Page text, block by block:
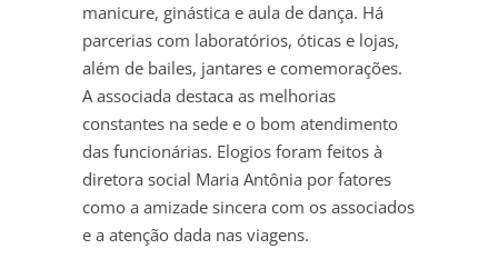
manicure, ginástica e aula de dança. Há
parcerias com laboratórios, óticas e lojas,
além de bailes, jantares e comemorações.
A associada destaca as melhorias
constantes na sede e o bom atendimento
das funcionárias. Elogios foram feitos à
diretora social Maria Antônia por fatores
como a amizade sincera com os associados
e a atenção dada nas viagens.